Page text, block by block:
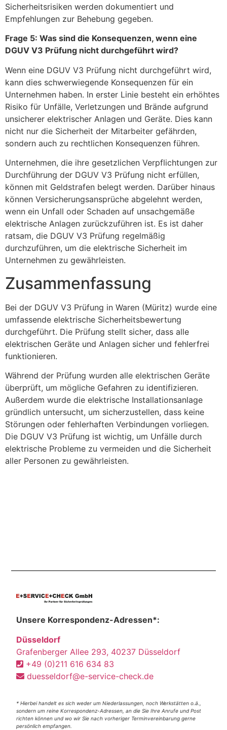
Sicherheitsrisiken werden dokumentiert und
Empfehlungen zur Behebung gegeben.
Frage 5: Was sind die Konsequenzen, wenn eine
DGUV V3 Prüfung nicht durchgeführt wird?
Wenn eine DGUV V3 Prüfung nicht durchgeführt wird,
kann dies schwerwiegende Konsequenzen für ein
Unternehmen haben. In erster Linie besteht ein erhöhtes
Risiko für Unfälle, Verletzungen und Brände aufgrund
unsicherer elektrischer Anlagen und Geräte. Dies kann
nicht nur die Sicherheit der Mitarbeiter gefährden,
sondern auch zu rechtlichen Konsequenzen führen.
Unternehmen, die ihre gesetzlichen Verpflichtungen zur
Durchführung der DGUV V3 Prüfung nicht erfüllen,
können mit Geldstrafen belegt werden. Darüber hinaus
können Versicherungsansprüche abgelehnt werden,
wenn ein Unfall oder Schaden auf unsachgemäße
elektrische Anlagen zurückzuführen ist. Es ist daher
ratsam, die DGUV V3 Prüfung regelmäßig
durchzuführen, um die elektrische Sicherheit im
Unternehmen zu gewährleisten.
Zusammenfassung
Bei der DGUV V3 Prüfung in Waren (Müritz) wurde eine
umfassende elektrische Sicherheitsbewertung
durchgeführt. Die Prüfung stellt sicher, dass alle
elektrischen Geräte und Anlagen sicher und fehlerfrei
funktionieren.
Während der Prüfung wurden alle elektrischen Geräte
überprüft, um mögliche Gefahren zu identifizieren.
Außerdem wurde die elektrische Installationsanlage
gründlich untersucht, um sicherzustellen, dass keine
Störungen oder fehlerhaften Verbindungen vorliegen.
Die DGUV V3 Prüfung ist wichtig, um Unfälle durch
elektrische Probleme zu vermeiden und die Sicherheit
aller Personen zu gewährleisten.
Unsere Korrespondenz-Adressen*:
Düsseldorf
Grafenberger Allee 293, 40237 Düsseldorf
+49 (0)211 616 634 83
duesseldorf@e-service-check.de
* Hierbei handelt es sich weder um Niederlassungen, noch Werkstätten o.ä.,
sondern um reine Korrespondenz-Adressen, an die Sie Ihre Anrufe und Post
richten können und wo wir Sie nach vorheriger Terminvereinbarung gerne
persönlich empfangen.